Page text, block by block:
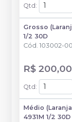
Qtd:
Grosso
1/2 30D
Cód. 103002-
R$ 200,00
Qtd:
Médio
4931M 1/2 30D